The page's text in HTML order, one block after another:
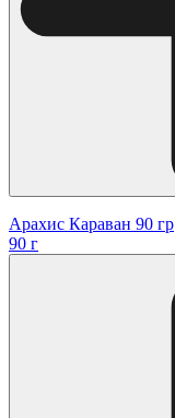
Арахис Караван 90 гр
90 г